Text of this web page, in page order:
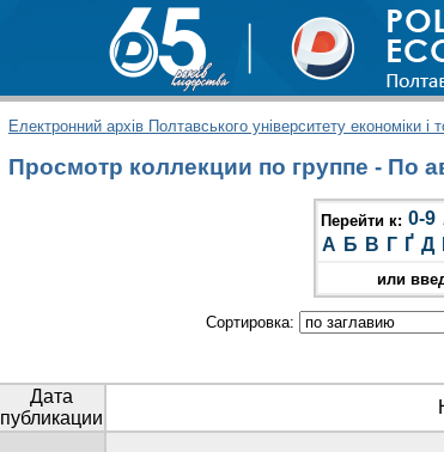
Електронний архів Полтавського університету економіки і
Просмотр коллекции по группе - По
Перейти к: 0-9
А Б В Г Ґ Д
или
Сортировка:
Дата
публикации